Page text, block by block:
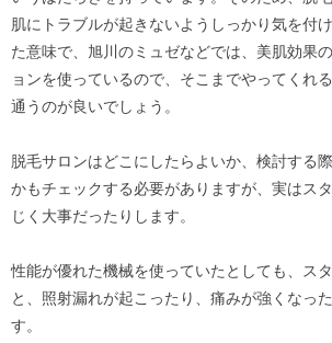
肌にトラブルが起きないようしっかり気を付
た意味で、旭川のミュゼなどでは、美肌効果
ョンを使っているので、そこまでやってくれ
通うのが良いでしょう。
脱毛サロンはどこにしたらよいか、検討する
かもチェックする必要がありますが、実はス
じく大事だったりします。
性能が優れた機械を使っていたとしても、ス
と、照射漏れが起こったり、痛みが強くなっ
す。